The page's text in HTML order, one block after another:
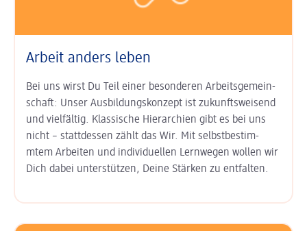
Arbeit anders leben
Bei uns wirst Du Teil einer besonderen Arbeits­gemein­
schaft: Unser Aus­bildungs­konzept ist zukunfts­weisend
und vielfältig. Klas­sische Hierarchien gibt es bei uns
nicht – statt­dessen zählt das Wir. Mit selbst­bestim­
mtem Arbeiten und indi­viduel­len Lern­wegen wollen wir
Dich dabei unter­stützen, Deine Stärken zu entfalten.